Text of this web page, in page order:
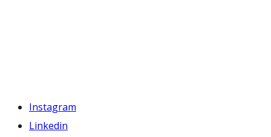
Instagram
Linkedin